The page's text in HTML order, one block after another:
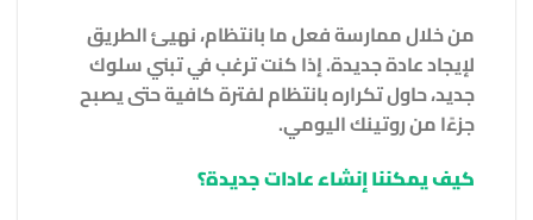
من خلال ممارسة فعل ما بانتظام، نهيئ الطريق
لإيجاد عادة جديدة. إذا كنت ترغب في تبني سلوك
جديد، حاول تكراره بانتظام لفترة كافية حتى يصبح
جزءًا من روتينك اليومي.
كيف يمكننا إنشاء عادات جديدة؟